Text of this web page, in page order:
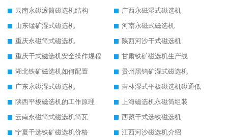
云南永磁滚筒磁选机结构
广西永磁湿式磁选机
山东锰矿湿式磁选机
河南永磁式磁选机
重庆永磁筒式磁选机
陕西河沙干式磁选机
重庆干式磁选机安全操作规程
甘肃铁矿磁选机生产线
湖北铁矿磁选机如何配置
贵州黑钨矿湿式磁选机
广东永磁湿式磁选机
吉林湿式平板磁选机磁通低
陕西平板磁选机的工作原理
上海磁选机永磁筒组装
云南永磁筒式磁选机筒瓦
西藏干式选铁磁选机
宁夏干选铁矿磁选机价格
江西河沙磁选机介绍